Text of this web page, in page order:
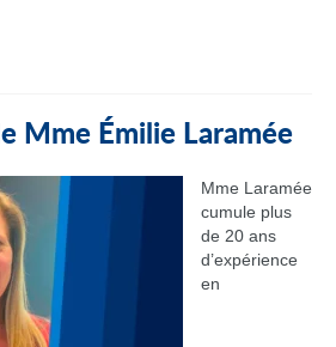
Mme Émilie Laramée
Mme Laramée
cumule plus
de 20 ans
d’expérience
en